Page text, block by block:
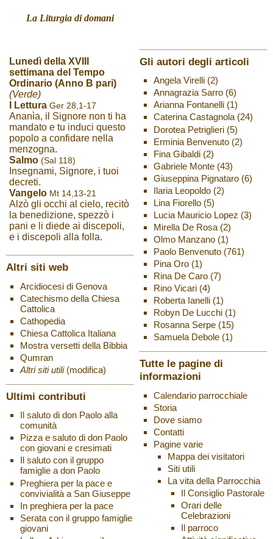
La Liturgia di domani
Lunedì della XVIII
settimana del Tempo
Ordinario (Anno B pari)
(Verde)
I Lettura Ger 28,1-17
Ananìa, il Signore non ti ha
mandato e tu induci questo
popolo a confidare nella
menzogna.
Salmo (Sal 118)
Insegnami, Signore, i tuoi
decreti.
Vangelo Mt 14,13-21
Alzò gli occhi al cielo, recitò
la benedizione, spezzò i
pani e li diede ai discepoli,
e i discepoli alla folla.
Altri siti web
Arcidiocesi di Genova
Catechismo della Chiesa
Cattolica
Cathopedia
Chiesa Cattolica Italiana
Mostra versetti della Bibbia
Qumran
Altri siti utili (modifica)
Ultimi contributi
Il saluto di don Paolo alla
comunità
Pizza e saluto di don Paolo
con giovani e cresimati
Il saluto con il gruppo
famiglie a don Paolo
Preghiera per la pace e
convivialità a San Giuseppe
In preghiera per la pace
Serata con il gruppo famiglie
giovani
Gli autori degli articoli
Angela Virelli(2)
Annagrazia Sarro(6)
Arianna Fontanelli(1)
Caterina Castagnola(24)
Dorotea Petriglieri(5)
Erminia Benvenuto(2)
Fina Gibaldi(2)
Gabriele Monte(43)
Giuseppina Pignataro(6)
Ilaria Leopoldo(2)
Lina Fiorello(5)
Lucia Mauricio Lopez (3)
Mirella De Rosa(2)
Olmo Manzano(1)
Paolo Benvenuto(761)
Pina Oro(1)
Rina De Caro(7)
Rino Vicari(4)
Roberta Ianelli(1)
Robyn De Lucchi(1)
Rosanna Serpe(15)
Samuela Debole(1)
Tutte le pagine di
informazioni
Calendario parrocchiale
Storia
Dove siamo
Contatti
Pagine varie
Mappa dei visitatori
Siti utili
La vita della Parrocchia
Il Consiglio Pastorale
Orari delle
Celebrazioni
Il parroco